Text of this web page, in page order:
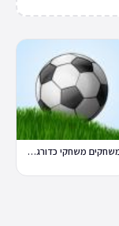
משחקים משחקי כדורגל במחשב וברשת